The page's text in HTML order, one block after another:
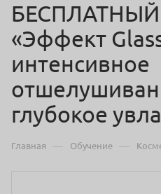
«Эффект
интенсивное
глубокое
Главная — Обучение —